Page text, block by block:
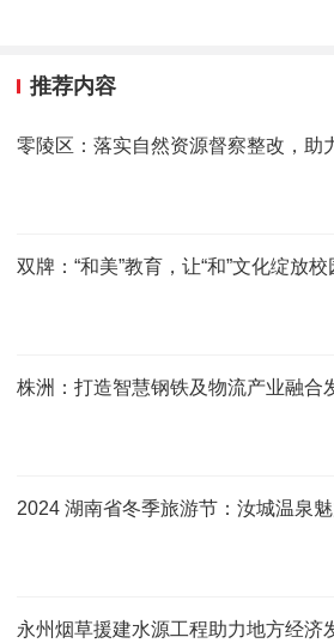
推荐内容
零陵区：落实自然资源督察整改，助
双牌：“和美”教育，让“和”文化绽放校
株洲：打造智慧钢铁及物流产业融合
2024 湖南省冬季旅游节：汝城温泉
永州烟草援建水源工程助力地方经济